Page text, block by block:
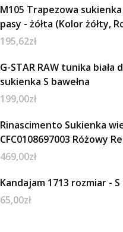
M105 Trapezowa
pasy - żółta (Kolor żółty,
195,62zł
G-STAR RAW tunika biała
sukienka S bawełna
199,00zł
Rinascimento Sukienka
CFC0108697003 Różowy
469,00zł
Kandajam 1713 rozmiar - S
65,00zł